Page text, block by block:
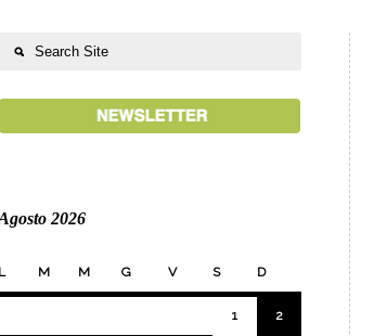
2026
L M M G V S D
1 2